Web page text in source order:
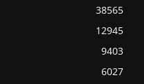
38565
12945
9403
6027